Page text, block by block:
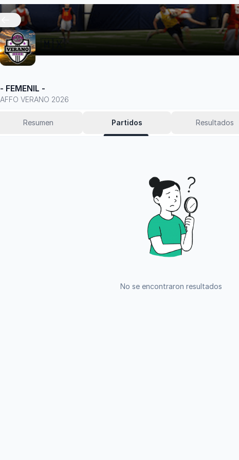
🇲🇽
- FEMENIL -
AFFO VERANO 2026
Resumen Partidos Resultados
No se encontraron resultados